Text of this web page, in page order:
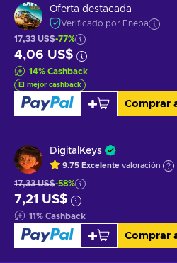
Oferta destacada
Verificado por Eneba
17,33 US$-77%
4,06 US$
14% Cashback
El mejor cashback
Comprar
DigitalKeys
9.75 Excelente valoración
17,33 US$-58%
7,21 US$
11% Cashback
Comprar